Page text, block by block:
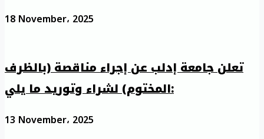
18 November، 2025
تعلن جامعة إدلب عن إجراء مناقصة (بالظرف
المختوم) لشراء وتوريد ما يلي:
13 November، 2025